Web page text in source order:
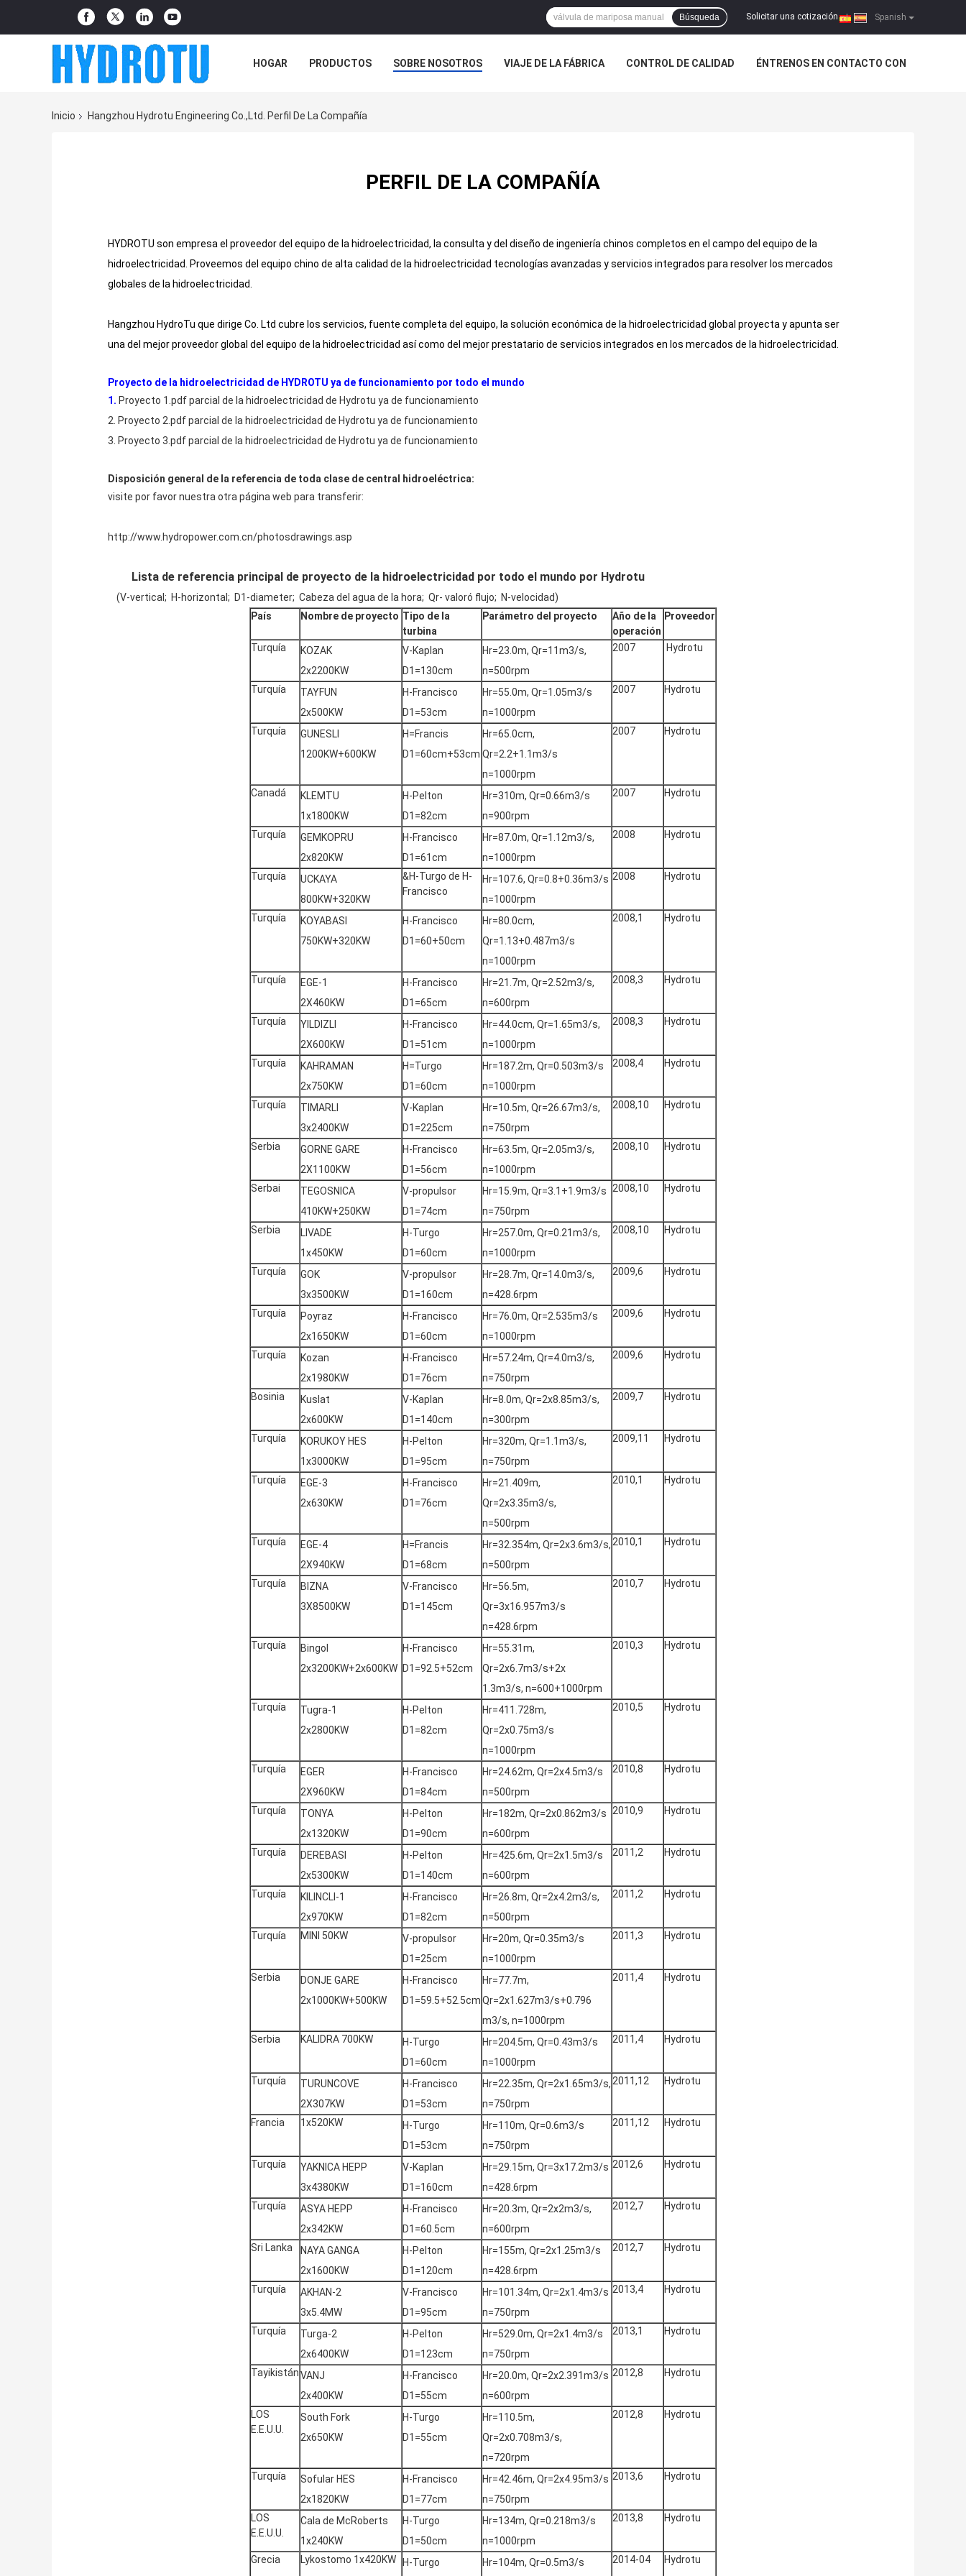
Spanish
Solicitar una cotización |
Búsqueda
HOGAR PRODUCTOS SOBRE NOSOTROS VIAJE DE LA FÁBRICA CONTROL DE CALIDAD ÉNTRENOS EN CONTACTO CON
Inicio
Hangzhou Hydrotu Engineering Co.,Ltd. Perfil De La Compañía
PERFIL DE LA COMPAÑÍA
HYDROTU son empresa el proveedor del equipo de la hidroelectricidad, la consulta y del diseño de ingeniería chinos completos en el campo del equipo de la
hidroelectricidad. Proveemos del equipo chino de alta calidad de la hidroelectricidad tecnologías avanzadas y servicios integrados para resolver los mercados
globales de la hidroelectricidad.
Hangzhou HydroTu que dirige Co. Ltd cubre los servicios, fuente completa del equipo, la solución económica de la hidroelectricidad global proyecta y apunta ser
una del mejor proveedor global del equipo de la hidroelectricidad así como del mejor prestatario de servicios integrados en los mercados de la hidroelectricidad.
Proyecto de la hidroelectricidad de HYDROTU ya de funcionamiento por todo el mundo
1. Proyecto 1.pdf parcial de la hidroelectricidad de Hydrotu ya de funcionamiento
2. Proyecto 2.pdf parcial de la hidroelectricidad de Hydrotu ya de funcionamiento
3. Proyecto 3.pdf parcial de la hidroelectricidad de Hydrotu ya de funcionamiento
Disposición general de la referencia de toda clase de central hidroeléctrica:
visite por favor nuestra otra página web para transferir:
http://www.hydropower.com.cn/photosdrawings.asp
Lista de referencia principal de proyecto de la hidroelectricidad por todo el mundo por Hydrotu
(V-vertical; H-horizontal; D1-diameter; Cabeza del agua de la hora; Qr- valoró flujo; N-velocidad)
País
Nombre de proyecto Tipo de la
turbina
Parámetro del proyecto
Año de la
operación
Proveedor
Turquía
KOZAK
2x2200KW
V-Kaplan
D1=130cm
Hr=23.0m, Qr=11m3/s,
n=500rpm
2007 Hydrotu
Turquía
TAYFUN
2x500KW
H-Francisco
D1=53cm
Hr=55.0m, Qr=1.05m3/s
n=1000rpm
2007 Hydrotu
Turquía
GUNESLI
1200KW+600KW
H=Francis
D1=60cm+53cm
Hr=65.0cm,
Qr=2.2+1.1m3/s
n=1000rpm
2007 Hydrotu
Canadá
KLEMTU
1x1800KW
H-Pelton
D1=82cm
Hr=310m, Qr=0.66m3/s
n=900rpm
2007 Hydrotu
Turquía
GEMKOPRU
2x820KW
H-Francisco
D1=61cm
Hr=87.0m, Qr=1.12m3/s,
n=1000rpm
2008 Hydrotu
Turquía
UCKAYA
800KW+320KW
&H-Turgo de H-
Francisco
Hr=107.6, Qr=0.8+0.36m3/s
n=1000rpm
2008 Hydrotu
Turquía
KOYABASI
750KW+320KW
H-Francisco
D1=60+50cm
Hr=80.0cm,
Qr=1.13+0.487m3/s
n=1000rpm
2008,1 Hydrotu
Turquía
EGE-1
2X460KW
H-Francisco
D1=65cm
Hr=21.7m, Qr=2.52m3/s,
n=600rpm
2008,3 Hydrotu
Turquía
YILDIZLI
2X600KW
H-Francisco
D1=51cm
Hr=44.0cm, Qr=1.65m3/s,
n=1000rpm
2008,3 Hydrotu
Turquía
KAHRAMAN
2x750KW
H=Turgo
D1=60cm
Hr=187.2m, Qr=0.503m3/s
n=1000rpm
2008,4 Hydrotu
Turquía
TIMARLI
3x2400KW
V-Kaplan
D1=225cm
Hr=10.5m, Qr=26.67m3/s,
n=750rpm
2008,10 Hydrotu
Serbia
GORNE GARE
2X1100KW
H-Francisco
D1=56cm
Hr=63.5m, Qr=2.05m3/s,
n=1000rpm
2008,10 Hydrotu
Serbai
TEGOSNICA
410KW+250KW
V-propulsor
D1=74cm
Hr=15.9m, Qr=3.1+1.9m3/s
n=750rpm
2008,10 Hydrotu
Serbia
LIVADE
1x450KW
H-Turgo
D1=60cm
Hr=257.0m, Qr=0.21m3/s,
n=1000rpm
2008,10 Hydrotu
Turquía
GOK
3x3500KW
V-propulsor
D1=160cm
Hr=28.7m, Qr=14.0m3/s,
n=428.6rpm
2009,6 Hydrotu
Turquía
Poyraz
2x1650KW
H-Francisco
D1=60cm
Hr=76.0m, Qr=2.535m3/s
n=1000rpm
2009,6 Hydrotu
Turquía
Kozan
2x1980KW
H-Francisco
D1=76cm
Hr=57.24m, Qr=4.0m3/s,
n=750rpm
2009,6 Hydrotu
Bosinia
Kuslat
2x600KW
V-Kaplan
D1=140cm
Hr=8.0m, Qr=2x8.85m3/s,
n=300rpm
2009,7 Hydrotu
Turquía
KORUKOY HES
1x3000KW
H-Pelton
D1=95cm
Hr=320m, Qr=1.1m3/s,
n=750rpm
2009,11 Hydrotu
Turquía
EGE-3
2x630KW
H-Francisco
D1=76cm
Hr=21.409m,
Qr=2x3.35m3/s,
n=500rpm
2010,1 Hydrotu
Turquía
EGE-4
2X940KW
H=Francis
D1=68cm
Hr=32.354m, Qr=2x3.6m3/s,
n=500rpm
2010,1 Hydrotu
Turquía
BIZNA
3X8500KW
V-Francisco
D1=145cm
Hr=56.5m,
Qr=3x16.957m3/s
n=428.6rpm
2010,7 Hydrotu
Turquía
Bingol
2x3200KW+2x600KW
H-Francisco
D1=92.5+52cm
Hr=55.31m,
Qr=2x6.7m3/s+2x
1.3m3/s, n=600+1000rpm
2010,3 Hydrotu
Turquía
Tugra-1
2x2800KW
H-Pelton
D1=82cm
Hr=411.728m,
Qr=2x0.75m3/s
n=1000rpm
2010,5 Hydrotu
Turquía
EGER
2X960KW
H-Francisco
D1=84cm
Hr=24.62m, Qr=2x4.5m3/s
n=500rpm
2010,8 Hydrotu
Turquía
TONYA
2x1320KW
H-Pelton
D1=90cm
Hr=182m, Qr=2x0.862m3/s
n=600rpm
2010,9 Hydrotu
Turquía
DEREBASI
2x5300KW
H-Pelton
D1=140cm
Hr=425.6m, Qr=2x1.5m3/s
n=600rpm
2011,2 Hydrotu
Turquía
KILINCLI-1
2x970KW
H-Francisco
D1=82cm
Hr=26.8m, Qr=2x4.2m3/s,
n=500rpm
2011,2 Hydrotu
Turquía MINI 50KW
V-propulsor
D1=25cm
Hr=20m, Qr=0.35m3/s
n=1000rpm
2011,3 Hydrotu
Serbia
DONJE GARE
2x1000KW+500KW
H-Francisco
D1=59.5+52.5cm
Hr=77.7m,
Qr=2x1.627m3/s+0.796
m3/s, n=1000rpm
2011,4 Hydrotu
Serbia KALIDRA 700KW
H-Turgo
D1=60cm
Hr=204.5m, Qr=0.43m3/s
n=1000rpm
2011,4 Hydrotu
Turquía
TURUNCOVE
2X307KW
H-Francisco
D1=53cm
Hr=22.35m, Qr=2x1.65m3/s,
n=750rpm
2011,12 Hydrotu
Francia 1x520KW
H-Turgo
D1=53cm
Hr=110m, Qr=0.6m3/s
n=750rpm
2011,12 Hydrotu
Turquía
YAKNICA HEPP
3x4380KW
V-Kaplan
D1=160cm
Hr=29.15m, Qr=3x17.2m3/s
n=428.6rpm
2012,6 Hydrotu
Turquía
ASYA HEPP
2x342KW
H-Francisco
D1=60.5cm
Hr=20.3m, Qr=2x2m3/s,
n=600rpm
2012,7 Hydrotu
Sri Lanka
NAYA GANGA
2x1600KW
H-Pelton
D1=120cm
Hr=155m, Qr=2x1.25m3/s
n=428.6rpm
2012,7 Hydrotu
Turquía
AKHAN-2
3x5.4MW
V-Francisco
D1=95cm
Hr=101.34m, Qr=2x1.4m3/s
n=750rpm
2013,4 Hydrotu
Turquía
Turga-2
2x6400KW
H-Pelton
D1=123cm
Hr=529.0m, Qr=2x1.4m3/s
n=750rpm
2013,1 Hydrotu
TayikistánVANJ
2x400KW
H-Francisco
D1=55cm
Hr=20.0m, Qr=2x2.391m3/s
n=600rpm
2012,8 Hydrotu
LOS
E.E.U.U.
South Fork
2x650KW
H-Turgo
D1=55cm
Hr=110.5m,
Qr=2x0.708m3/s,
n=720rpm
2012,8 Hydrotu
Turquía
Sofular HES
2x1820KW
H-Francisco
D1=77cm
Hr=42.46m, Qr=2x4.95m3/s
n=750rpm
2013,6 Hydrotu
LOS
E.E.U.U.
Cala de McRoberts
1x240KW
H-Turgo
D1=50cm
Hr=134m, Qr=0.218m3/s
n=1000rpm
2013,8 Hydrotu
Grecia Lykostomo 1x420KW H-Turgo Hr=104m, Qr=0.5m3/s 2014-04 Hydrotu